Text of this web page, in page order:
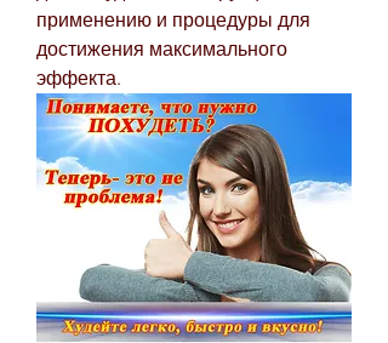
применению и процедуры для
достижения максимального
эффекта.